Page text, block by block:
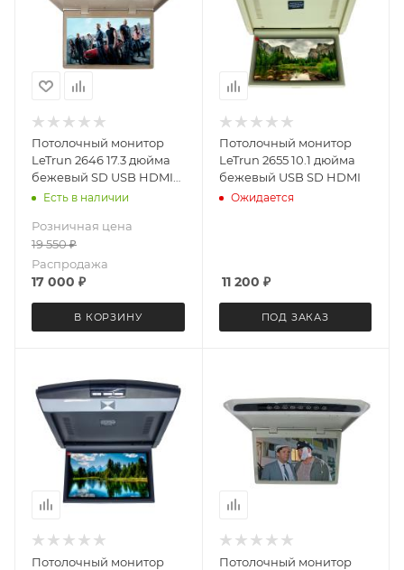
Потолочный монитор
LeTrun 2646 17.3 дюйма
бежевый SD USB HDMI
FMЕсть в наличии
Розничная цена
19 550₽
Распродажа
17 000 ₽
В КОРЗИНУ
Потолочный монитор
LeTrun 2655 10.1 дюйма
бежевый USB SD HDMI
Ожидается
11 200 ₽
ПОД ЗАКАЗ
Потолочный монитор
Потолочный монитор